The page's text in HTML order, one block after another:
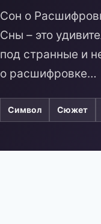
Сон о
Сны – это
под странные и
о расшифровке…
Символ Сюжет